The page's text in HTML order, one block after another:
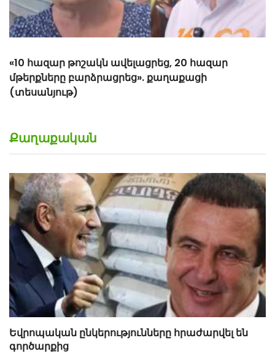
«10 հազար թոշակն ավելացրեց, 20 հազար
մթերքները բարձրացրեց». քաղաքացի
(տեսանյութ)
Քաղաքական
Եվրոպական ընկերությունները հրաժարվել են
գործարքից